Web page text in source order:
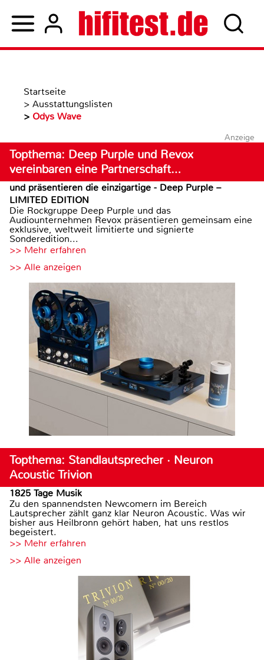
Startseite
> Ausstattungslisten
> Odys Wave
Anzeige
Topthema: Deep Purple und Revox
vereinbaren eine Partnerschaft…
und präsentieren die einzigartige - Deep Purple –
LIMITED EDITION
Die Rockgruppe Deep Purple und das
Audiounternehmen Revox präsentieren gemeinsam eine
exklusive, weltweit limitierte und signierte
Sonderedition...
>> Mehr erfahren
>> Alle anzeigen
Topthema: Standlautsprecher · Neuron
Acoustic Trivion
1825 Tage Musik
Zu den spannendsten Newcomern im Bereich
Lautsprecher zählt ganz klar Neuron Acoustic. Was wir
bisher aus Heilbronn gehört haben, hat uns restlos
begeistert.
>> Mehr erfahren
>> Alle anzeigen